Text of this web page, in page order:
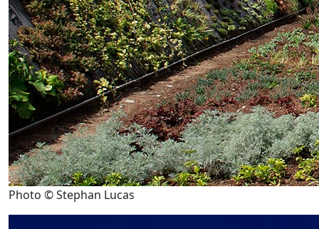
Photo © Stephan Lucas